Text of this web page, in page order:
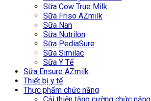
Sữa Cow True Milk
Sữa Friso AZmilk
Sữa Nan
Sữa Nutrilon
Sữa PediaSure
Sữa Similac
Sữa Y Tế
Sữa Ensure AZmilk
Thiết bị y tế
Thực phẩm chức năng
Cải thiện tăng cường chức năng